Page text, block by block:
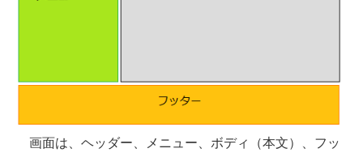
画面は、ヘッダー、メニュー、ボディ（本文）、フッ